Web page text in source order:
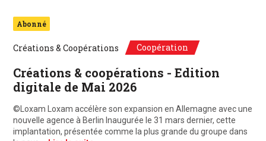
Abonné
Créations & Coopérations Coopération
Créations & coopérations - Edition
digitale de Mai 2026
©Loxam Loxam accélère son expansion en Allemagne avec une
nouvelle agence à Berlin Inaugurée le 31 mars dernier, cette
implantation, présentée comme la plus grande du groupe dans